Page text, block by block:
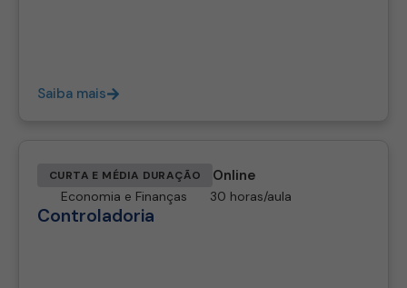
Saiba mais
CURTA E MÉDIA DURAÇÃO Online
Economia e Finanças 30 horas/aula
Controladoria